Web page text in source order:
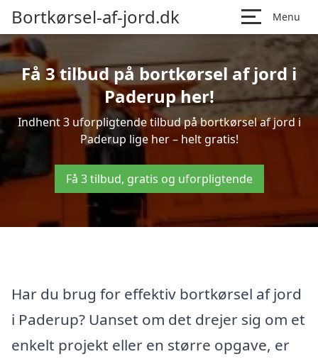
Bortkørsel-af-jord.dk Menu
Få 3 tilbud på bortkørsel af jord i
Paderup her!
Indhent 3 uforpligtende tilbud på bortkørsel af jord i
Paderup lige her – helt gratis!
Få 3 tilbud, gratis og uforpligtende
Har du brug for effektiv bortkørsel af jord
i Paderup? Uanset om det drejer sig om et
enkelt projekt eller en større opgave, er